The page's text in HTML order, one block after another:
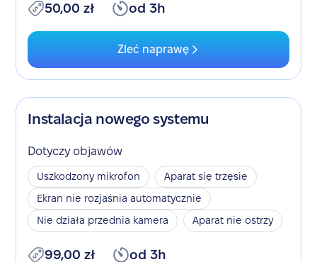
50,00 zł od 3h
Zleć naprawę
Instalacja nowego systemu
Dotyczy objawów
Uszkodzony mikrofon
Aparat się trzęsie
Ekran nie rozjaśnia automatycznie
Nie działa przednia kamera
Aparat nie ostrzy
99,00 zł od 3h